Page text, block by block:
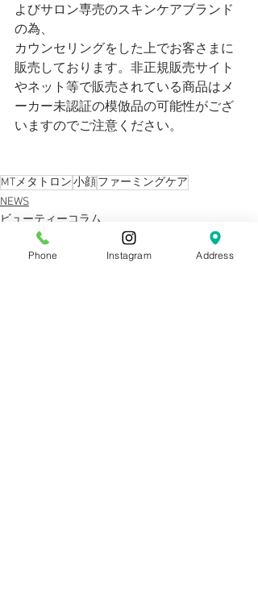
よびサロン専売のスキンケアブランド
の為、
カウンセリングをした上でお客さまに
販売しております。 非正規販売サイト
やネット等で販売されている商品はメ
ーカー未認証の模倣品の可能性がござ
いますのでご注意ください。
MTメタトロン小顔ファーミングケア
NEWS
ビューティーコラム
Phone Instagram Address